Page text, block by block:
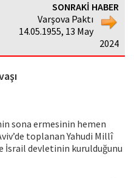
SONRAKİ HABER
Varşova Paktı
14.05.1955, 13 May
2024
sona ermesinin hemen
toplanan Yahudi Millî
İsrail devletinin kurulduğunu